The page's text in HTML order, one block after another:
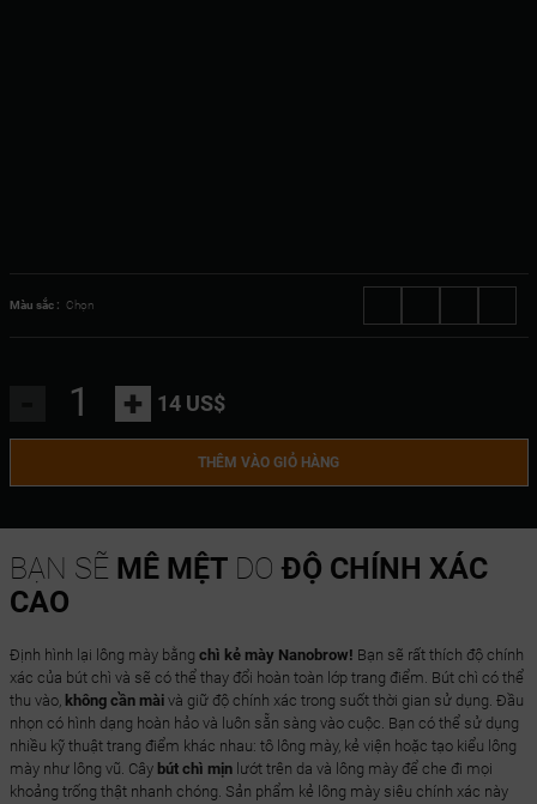
Màu sắc : Chọn
+ 14 US$
THÊM VÀO GIỎ HÀNG
BẠN SẼ MÊ MỆTDO ĐỘ CHÍNH XÁC
CAO
Định hình lại lông mày bằng chì kẻ mày Nanobrow! Bạn sẽ rất thích độ chính
xác của bút chì và sẽ có thể thay đổi hoàn toàn lớp trang điểm. Bút chì có thể
thu vào, không cần màivà giữ độ chính xác trong suốt thời gian sử dụng. Đầu
nhọn có hình dạng hoàn hảo và luôn sẵn sàng vào cuộc. Bạn có thể sử dụng
nhiều kỹ thuật trang điểm khác nhau: tô lông mày, kẻ viện hoặc tạo kiểu lông
mày như lông vũ. Cây bút chì mịnlướt trên da và lông mày để che đi mọi
khoảng trống thật nhanh chóng. Sản phẩm kẻ lông mày siêu chính xác này